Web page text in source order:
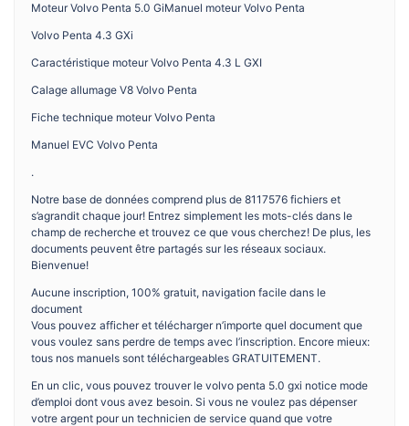
Moteur Volvo Penta 5.0 GiManuel moteur Volvo Penta
Volvo Penta 4.3 GXi
Caractéristique moteur Volvo Penta 4.3 L GXI
Calage allumage V8 Volvo Penta
Fiche technique moteur Volvo Penta
Manuel EVC Volvo Penta
.
Notre base de données comprend plus de 8117576 fichiers et
s’agrandit chaque jour! Entrez simplement les mots-clés dans le
champ de recherche et trouvez ce que vous cherchez! De plus, les
documents peuvent être partagés sur les réseaux sociaux.
Bienvenue!
Aucune inscription, 100% gratuit, navigation facile dans le
document
Vous pouvez afficher et télécharger n’importe quel document que
vous voulez sans perdre de temps avec l’inscription. Encore mieux:
tous nos manuels sont téléchargeables GRATUITEMENT.
En un clic, vous pouvez trouver le volvo penta 5.0 gxi notice mode
d’emploi dont vous avez besoin. Si vous ne voulez pas dépenser
votre argent pour un technicien de service quand que votre